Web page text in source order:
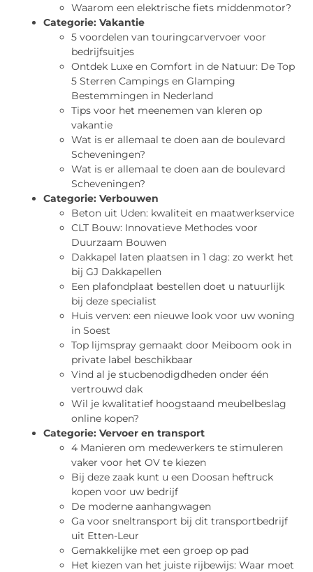
Waarom een elektrische fiets middenmotor?
Categorie: Vakantie
5 voordelen van touringcarvervoer voor
bedrijfsuitjes
Ontdek Luxe en Comfort in de Natuur: De Top
5 Sterren Campings en Glamping
Bestemmingen in Nederland
Tips voor het meenemen van kleren op
vakantie
Wat is er allemaal te doen aan de boulevard
Scheveningen?
Wat is er allemaal te doen aan de boulevard
Scheveningen?
Categorie: Verbouwen
Beton uit Uden: kwaliteit en maatwerkservice
CLT Bouw: Innovatieve Methodes voor
Duurzaam Bouwen
Dakkapel laten plaatsen in 1 dag: zo werkt het
bij GJ Dakkapellen
Een plafondplaat bestellen doet u natuurlijk
bij deze specialist
Huis verven: een nieuwe look voor uw woning
in Soest
Top lijmspray gemaakt door Meiboom ook in
private label beschikbaar
Vind al je stucbenodigdheden onder één
vertrouwd dak
Wil je kwalitatief hoogstaand meubelbeslag
online kopen?
Categorie: Vervoer en transport
4 Manieren om medewerkers te stimuleren
vaker voor het OV te kiezen
Bij deze zaak kunt u een Doosan heftruck
kopen voor uw bedrijf
De moderne aanhangwagen
Ga voor sneltransport bij dit transportbedrijf
uit Etten-Leur
Gemakkelijke met een groep op pad
Het kiezen van het juiste rijbewijs: Waar moet